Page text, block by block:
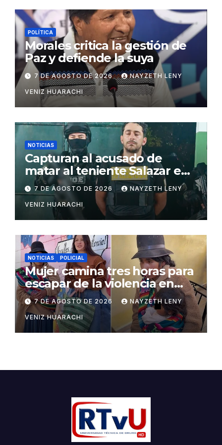
POLÍTICA
Morales critica la gestión de
Paz y defiende la suya
7 DE AGOSTO DE 2026 NAYZETH LENY
VENIZ HUARACHI
NOTICIAS
Capturan al acusado de
matar al teniente Salazar en
San Matías
7 DE AGOSTO DE 2026 NAYZETH LENY
VENIZ HUARACHI
NOTICIAS POLICIAL
Mujer camina tres horas para
escapar de la violencia en
Potosí
7 DE AGOSTO DE 2026 NAYZETH LENY
VENIZ HUARACHI